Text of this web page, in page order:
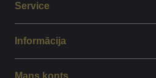
Service
Informācija